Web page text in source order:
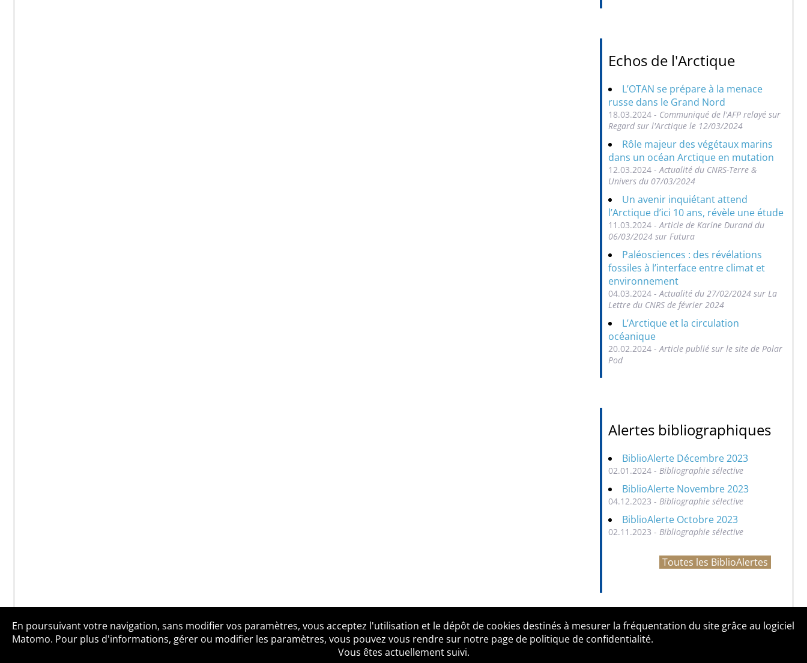
Echos de l'Arctique
L’OTAN se prépare à la menace
russe dans le Grand Nord
18.03.2024 - Communiqué de l'AFP relayé sur
Regard sur l'Arctique le 12/03/2024
Rôle majeur des végétaux marins
dans un océan Arctique en mutation
12.03.2024 - Actualité du CNRS-Terre &
Univers du 07/03/2024
Un avenir inquiétant attend
l’Arctique d’ici 10 ans, révèle une étude
11.03.2024 - Article de Karine Durand du
06/03/2024 sur Futura
Paléosciences : des révélations
fossiles à l’interface entre climat et
environnement
04.03.2024 - Actualité du 27/02/2024 sur La
Lettre du CNRS de février 2024
L’Arctique et la circulation
océanique
20.02.2024 - Article publié sur le site de Polar
Pod
Alertes bibliographiques
BiblioAlerte Décembre 2023
02.01.2024 - Bibliographie sélective
BiblioAlerte Novembre 2023
04.12.2023 - Bibliographie sélective
BiblioAlerte Octobre 2023
02.11.2023 - Bibliographie sélective
Toutes les BiblioAlertes
Qui sommes-nous ? Mentions légales Accessibilité Politique de confidentialité Contact
En poursuivant votre navigation, sans modifier vos paramètres, vous acceptez l'utilisation et le dépôt de cookies destinés à mesurer la fréquentation du site grâce au logiciel
Matomo. Pour plus d'informations, gérer ou modifier les paramètres, vous pouvez vous rendre sur notre page de politique de confidentialité.
Vous êtes actuellement suivi.